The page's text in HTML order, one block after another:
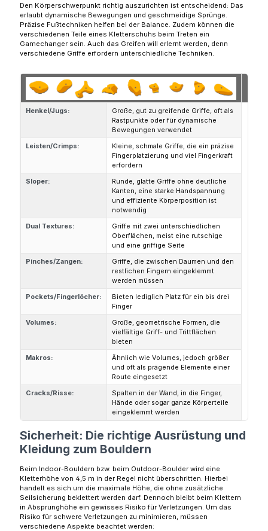
Den Körperschwerpunkt richtig auszurichten ist entscheidend: Das
erlaubt dynamische Bewegungen und geschmeidige Sprünge.
Präzise Fußtechniken helfen bei der Balance. Zudem können die
verschiedenen Teile eines Kletterschuhs beim Treten ein
Gamechanger sein. Auch das Greifen will erlernt werden, denn
verschiedene Griffe erfordern unterschiedliche Techniken.
Henkel/Jugs:
Große, gut zu greifende Griffe, oft als
Rastpunkte oder für dynamische
Bewegungen verwendet
Leisten/Crimps:
Kleine, schmale Griffe, die ein präzise
Fingerplatzierung und viel Fingerkraft
erfordern
Sloper:
Runde, glatte Griffe ohne deutliche
Kanten, eine starke Handspannung
und effiziente Körperposition ist
notwendig
Dual Textures:
Griffe mit zwei unterschiedlichen
Oberflächen, meist eine rutschige
und eine griffige Seite
Pinches/Zangen:
Griffe, die zwischen Daumen und den
restlichen Fingern eingeklemmt
werden müssen
Pockets/Fingerlöcher:
Bieten lediglich Platz für ein bis drei
Finger
Volumes:
Große, geometrische Formen, die
vielfältige Griff- und Trittflächen
bieten
Makros:
Ähnlich wie Volumes, jedoch größer
und oft als prägende Elemente einer
Route eingesetzt
Cracks/Risse:
Spalten in der Wand, in die Finger,
Hände oder sogar ganze Körperteile
eingeklemmt werden
Sicherheit: Die richtige Ausrüstung und
Kleidung zum Bouldern
Beim Indoor-Bouldern bzw. beim Outdoor-Boulder wird eine
Kletterhöhe von 4,5 m in der Regel nicht überschritten. Hierbei
handelt es sich um die maximale Höhe, die ohne zusätzliche
Seilsicherung beklettert werden darf. Dennoch bleibt beim Klettern
in Absprunghöhe ein gewisses Risiko für Verletzungen. Um das
Risiko für schwere Verletzungen zu minimieren, müssen
verschiedene Aspekte beachtet werden: